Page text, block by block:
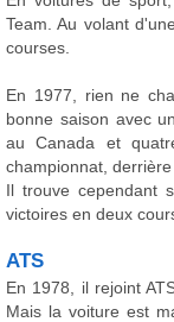
Team. Au volant
courses.
En 1977, rien ne
bonne saison avec
au Canada et
championnat,
Il trouve cependant
victoires en deux
ATS
En 1978, il rejoint
Mais la voiture est